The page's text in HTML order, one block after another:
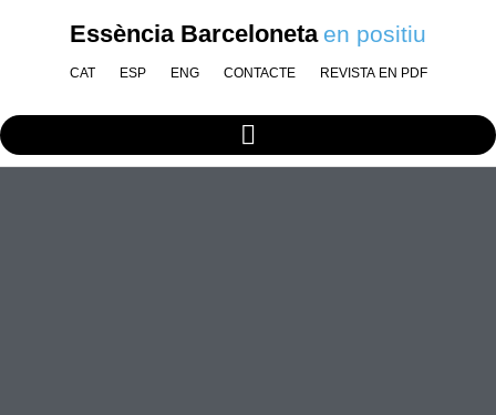
Essència Barceloneta en positiu
CAT ESP ENG CONTACTE REVISTA EN PDF